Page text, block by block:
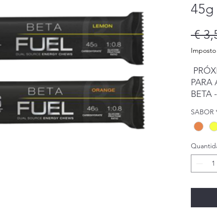
45g
€
PARA
BETA
Uma
de
LEVE
SABOR